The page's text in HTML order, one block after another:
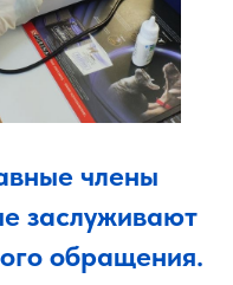
члены
заслуживают
обращения.